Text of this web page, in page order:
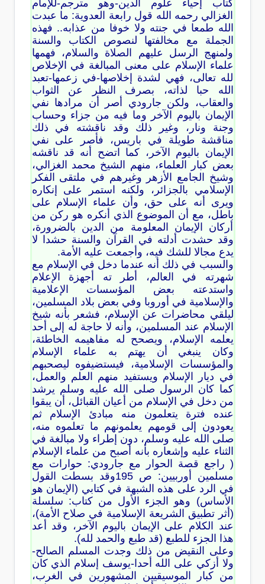
كتاب إحياء علوم الدين-وهو مترجم-للإمام
الغزالي رحمه الله قول رابعة العدوية: ما عبدت
الله طمعا في جنته ولا خوفا من عذابه.. فهذه
الجملة مع مخالفتها لنصوص الكتاب والسنة
ولمنهج الرسل عليهم الصلاة والسلام، فهمها
علماء الإسلام على معنى المبالغة في الإخلاص
لله تعالى، فهي لشدة إخلاصها-في زعمها-تعبد
الله حبا لذاته، بصرف النظر عن الثواب
والعقاب، ولكن جارودي أصر أن مرادها نفي
الإيمان باليوم الآخر وما فيه من جزاء وحساب
وجنة ونار، وغير ذلك وقد ناقشته في ذلك
مناقشة طويلة في باريس، فأصر على نفي
الإيمان باليوم الآخر، كما اتضح أنه قد ناقشه
بعض كبار العلماء، منهم الشيخ محمد الغزالي،
وشيخ الجامع الأزهر وغيرهم في ملتقى الفكر
الإسلامي بالجزائر، ولكنه استمر على إنكاره
ويرى أنه على حق، وأن علماء الإسلام على
باطل، مع أن الموضوع الذي أنكره هو ركن من
أركان الإيمان المعلومة من الدين بالضرورة،
وقد حشدت أدلته في القرآن والسنة حشدا لا
يدع مجالا للشك فيه، وأجمعت عليه الأمة.
والسبب في ذلك أنه عندما دخل في الإسلام مع
شهرته في العالم، أطر ته أجهزة الإعلام
واستدعته بعض المؤسسات الإعلامية
والإسلامية في أوروبا وفي بعض بلاد المسلمين،
ليلقي محاضرات عن الإسلام، فشعر بأنه شيخ
الإسلام عند المسلمين، وأنه لا حاجة له إلى أحد
يعلمه الإسلام، ويصحح له مفاهيمه الخاطئة،
وكان ينبغي أن يهتم به علماء الإسلام
والمؤسسات الإسلامية، فيستضيفوه ليصحبهم
في ديار الإسلام ويستفيد منهم العلم والعمل،
كما كان الرسول صلى الله عليه وسلم يرشد
من دخل في الإسلام من أعيان القبائل، أن يبقوا
عنده فترة يتعلمون منه مبادئ الإسلام ثم
يعودون إلى قومهم يعلمونهم ما تعلموه منه،
صلى الله عليه وسلم، دون إطراء ولا مبالغة في
الثناء عليه وإشعاره بأنه أصبح من علماء الإسلام
( راجع قصة الحوار مع جارودي: حوارات مع
مسلمين أوربيين: ص 195وقد بسطت القول
في الرد على هذه الشبهة في كتابي (الإيمان هو
الأساس) وهو الجزء الأول من كتاب: سلسلة
(أثر تطبيق الشريعة الإسلامية في صلاح الأمة)،
عند الكلام على الإيمان باليوم الآخر، وقد أعد
هذا الجزء للطبع (قد طبع والحمد لله).
وعلى النقيض من ذلك وجدت المسلم الصالح-
ولا أزكي على الله أحدا-يوسف إسلام الذي كان
من كبار الموسيقيين المشهورين في الغرب،